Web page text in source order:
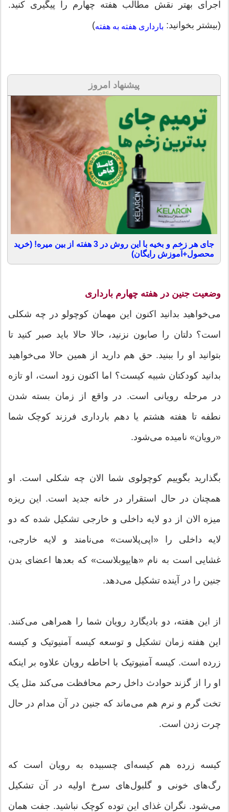
اجرای بهتر نقش مطالب هفته چهارم را پیگیری کنید.
(بیشتر بخوانید: بارداری هفته به هفته)
پیشنهاد امروز
جای هر زخم و بخیه با این روش در 3 هفته از بین میره! (خرید
محصول+آموزش رایگان)
وضعیت جنین در هفته چهارم بارداری
می‌خواهید بدانید اکنون این مهمان کوچولو در چه شکلی
است؟ دلتان را صابون نزنید، حالا حالا باید صبر کنید تا
بتوانید او را ببنید. حق هم دارید از همین حالا می‌خواهید
بدانید کودکتان شبیه کیست؟ اما اکنون زود است، او تازه
در مرحله رویانی است. در واقع از زمان بسته شدن
نطفه تا هفته هشتم یا دهم بارداری فرزند کوچک شما
«رویان» نامیده می‌شود.
بگذارید بگوییم کوچولوی شما الان چه شکلی است. او
همچنان در حال استقرار در خانه جدید است. این ریزه
میزه الان از دو لایه داخلی و خارجی تشکیل شده که دو
لایه داخلی را «اپی‌پلاست» می‌نامند و لایه خارجی،
غشایی است به نام «هایپوبلاست» که بعدها اعضای بدن
جنین را در آینده تشکیل می‌دهد.
از این هفته، دو بادیگارد رویان شما را همراهی می‌کنند.
این هفته زمان تشکیل و توسعه کیسه آمنیوتیک و کیسه
زرده است. کیسه آمنیوتیک با احاطه رویان علاوه بر اینکه
او را از گزند حوادث داخل رحم محافظت می‌کند مثل یک
تخت گرم و نرم هم می‌ماند که جنین در آن مدام در حال
چرت زدن است.
کیسه زرده هم کیسه‌ای چسبیده به رویان است که
رگ‌های خونی و گلبول‌های سرخ اولیه در آن تشکیل
می‌شود. نگران غذای این توده کوچک نباشید. جفت همان